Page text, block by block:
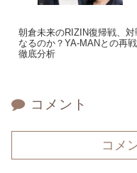
朝倉未来のRIZIN復帰戦、
なるのか？YA-MANとの再
徹底分析
コメント
コメ